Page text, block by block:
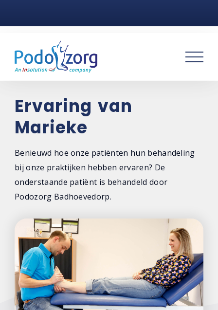
Voetklachten
Podotherapie
Praktijken
Over ons
Contact
Ervaring van
Marieke
Benieuwd hoe onze patiënten hun behandeling
bij onze praktijken hebben ervaren? De
onderstaande patiënt is behandeld door
Podozorg Badhoevedorp.